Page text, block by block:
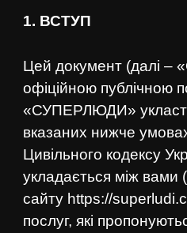
1. ВСТУП
Цей документ (далі –
офіційною публічною
«СУПЕРЛЮДИ»
вказаних нижче
Цивільного кодексу
укладається між вами
сайту https://
послуг, які